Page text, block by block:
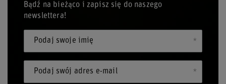
Bądź na bieżąco i zapisz się do naszego
newslettera!
Podaj swoje imię
Podaj swój adres e-mail